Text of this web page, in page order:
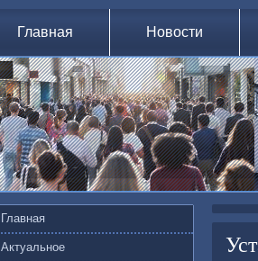
Главная Новости
Главная
Актуальное